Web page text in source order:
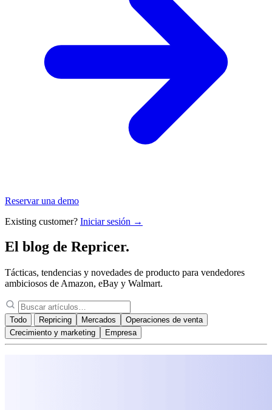
Reservar una demo
Existing customer? Iniciar sesión →
El blog de Repricer.
Tácticas, tendencias y novedades de producto para vendedores
ambiciosos de Amazon, eBay y Walmart.
Todo Repricing Mercados
Operaciones de venta
Crecimiento y marketing
Empresa